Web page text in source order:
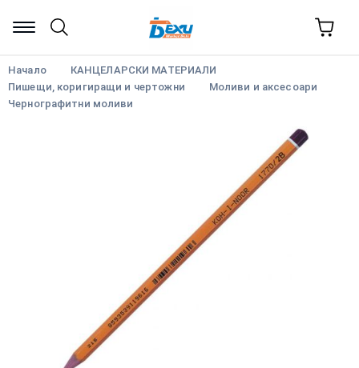
Начало
КАНЦЕЛАРСКИ МАТЕРИАЛИ
Пишещи, коригиращи и чертожни
Моливи и аксесоари
Чернографитни моливи